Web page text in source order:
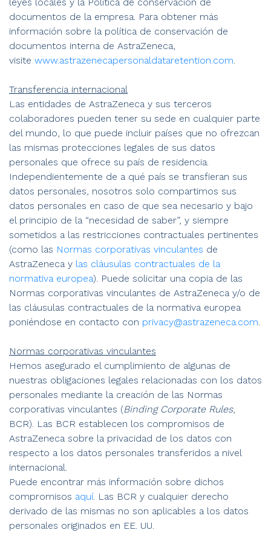
documentos de la empresa. Para obtener más
información sobre la política de conservación de
documentos interna de AstraZeneca,
visite www.astrazenecapersonaldataretention.com.
Transferencia internacional
Las entidades de AstraZeneca y sus terceros
colaboradores pueden tener su sede en cualquier parte
del mundo, lo que puede incluir países que no ofrezcan
las mismas protecciones legales de sus datos
personales que ofrece su país de residencia.
Independientemente de a qué país se transfieran sus
datos personales, nosotros solo compartimos sus
datos personales en caso de que sea necesario y bajo
el principio de la “necesidad de saber”, y siempre
sometidos a las restricciones contractuales pertinentes
(como las Normas corporativas vinculantes de
AstraZeneca y las cláusulas contractuales de la
normativa europea). Puede solicitar una copia de las
Normas corporativas vinculantes de AstraZeneca y/o de
las cláusulas contractuales de la normativa europea
poniéndose en contacto con privacy@astrazeneca.com.
Normas corporativas vinculantes
Hemos asegurado el cumplimiento de algunas de
nuestras obligaciones legales relacionadas con los datos
personales mediante la creación de las Normas
corporativas vinculantes (Binding Corporate Rules,
BCR). Las BCR establecen los compromisos de
AstraZeneca sobre la privacidad de los datos con
respecto a los datos personales transferidos a nivel
internacional.
Puede encontrar más información sobre dichos
compromisos aquí. Las BCR y cualquier derecho
derivado de las mismas no son aplicables a los datos
personales originados en EE. UU.